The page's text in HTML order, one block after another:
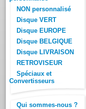
NON personnalisé
Disque VERT
Disque EUROPE
Disque BELGIQUE
Disque LIVRAISON
RETROVISEUR
Spéciaux et
Convertisseurs
Qui sommes-nous ?